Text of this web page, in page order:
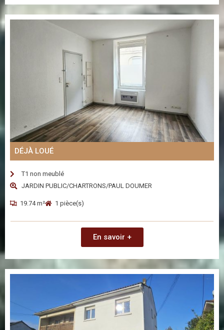
DÉJÀ LOUÉ
T1 non meublé
JARDIN PUBLIC/CHARTRONS/PAUL DOUMER
19.74 m² 1 pièce(s)
En savoir +